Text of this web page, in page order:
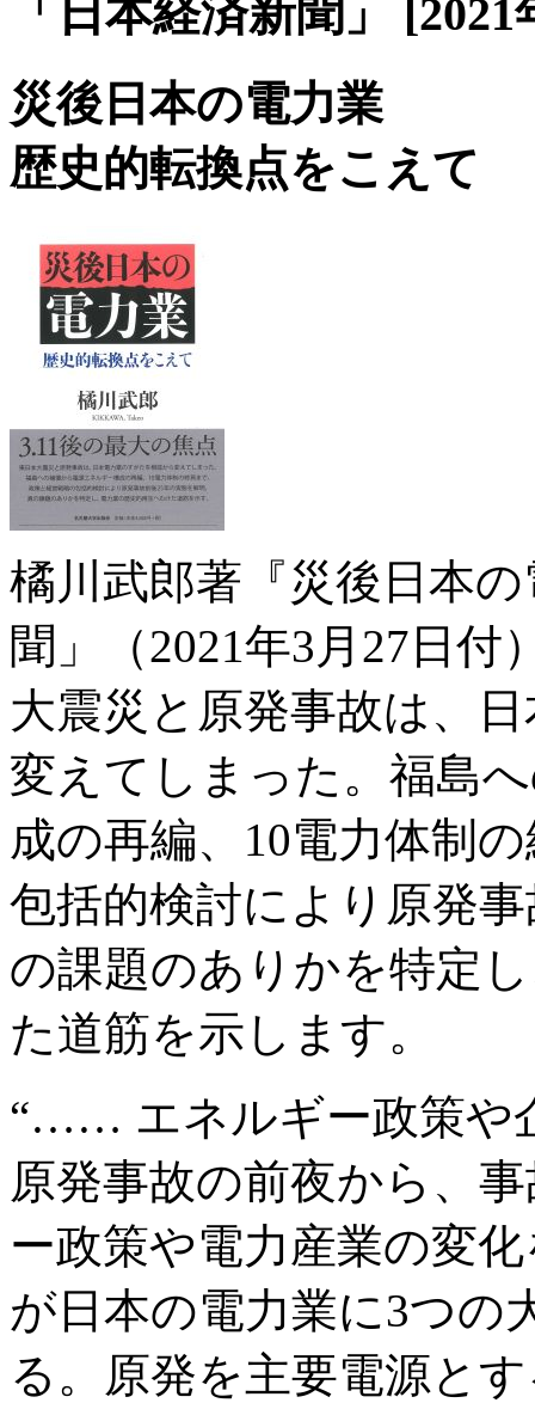
「日本経済新聞」
災後日本の電力業
歴史的転換点をこえて
橘川武郎著『災後日本
聞」（2021年3月27日
大震災と原発事故は、
変えてしまった。福島
成の再編、10電力体制
包括的検討により原発
の課題のありかを特定
た道筋を示します。
“…… エネルギー政策や
原発事故の前夜から、
ー政策や電力産業の変
が日本の電力業に3つの
る。原発を主要電源と